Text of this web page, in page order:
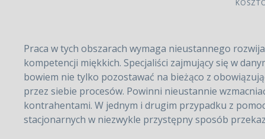
Praca w tych obszarach wymaga nieustannego
kompetencji miękkich. Specjaliści zajmujący się w
bowiem nie tylko pozostawać na bieżąco z
przez siebie procesów. Powinni nieustannie
kontrahentami. W jednym i drugim przypadku z
stacjonarnych w niezwykle przystępny sposób